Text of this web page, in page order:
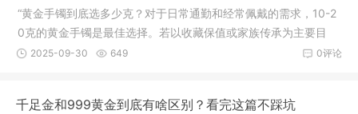
“黄金手镯到底选多少克？对于日常通勤和经常佩戴的需求，10-2
0克的黄金手镯是最佳选择。若以收藏保值或家族传承为主要目
的，建议选择30克以上的实心手镯。佩戴频率：经常佩戴选轻巧
0评论
2025-09-30 649
千足金和999黄金到底有啥区别？看完这篇不踩坑